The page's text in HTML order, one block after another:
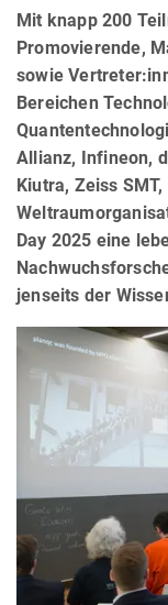
Mit knapp 200
Promovierende,
sowie
Bereichen
Allianz, Infineon,
Kiutra, Zeiss
Day 2025 eine
jenseits der